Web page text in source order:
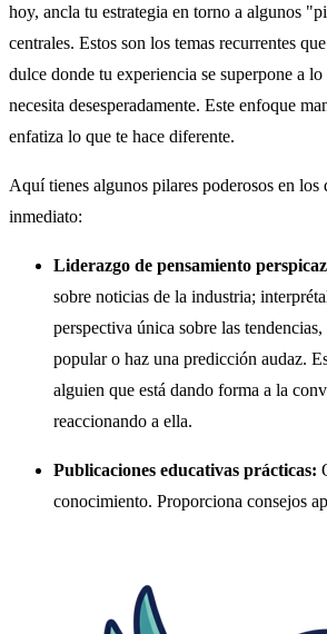
hoy, ancla tu estrategia en torno a algunos
centrales. Estos son los temas recurrentes
dulce donde tu experiencia se superpone a
necesita desesperadamente. Este enfoque
enfatiza lo que te hace diferente.
Aquí tienes algunos pilares poderosos en los
inmediato:
Liderazgo de pensamiento
sobre noticias de la industria;
perspectiva única sobre las
popular o haz una predicción audaz.
alguien que está dando forma a la
reaccionando a ella.
Publicaciones educativas prácticas:
conocimiento. Proporciona consejos